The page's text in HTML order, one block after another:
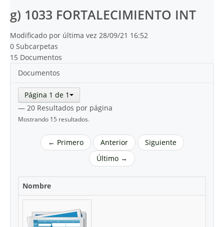
g) 1033 FORTALECIMIENTO INT
Modificado por última vez 28/09/21 16:52
0 Subcarpetas
15 Documentos
Documentos
Página 1 de 1
— 20 Resultados por página
Mostrando 15 resultados.
← Primero Anterior
Siguiente
Último →
Nombre